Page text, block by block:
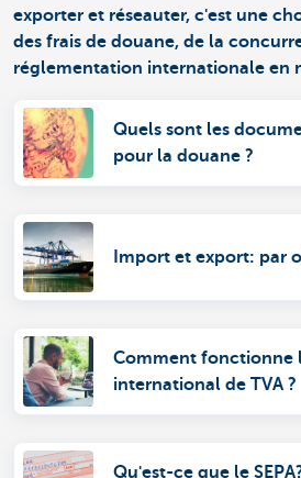
exporter et réseauter, c'est une
des frais de douane, de la
réglementation internationale en
Quels sont les
pour la douane ?
Import et export: par
Comment fonctionne
international de TVA ?
Qu'est-ce que le